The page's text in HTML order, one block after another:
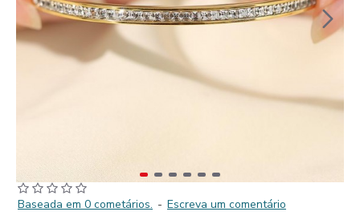
Baseada em 0 cometários. - Escreva um comentário